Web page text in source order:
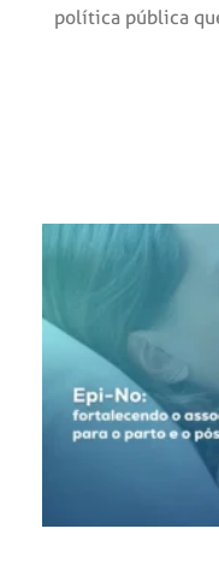
política pública